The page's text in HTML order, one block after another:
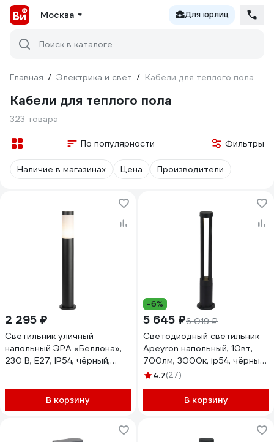
Москва Для юрлиц
Поиск в каталоге
Главная / Электрика и свет / Кабели для теплого пола
Кабели для теплого пола
323 товара
По популярности Фильтры
Наличие в магазинах Цена Производители
2 295 ₽
Светильник уличный
напольный ЭРА «Беллона»,
230 В, E27, IP54, чёрный,
В корзину
-6%
5 645 ₽6 019 ₽
Светодиодный светильник
Apeyron напольный, 10вт,
700лм, 3000к, ip54, чёрный,
алюминий 31-16
4.7(27)
В корзину